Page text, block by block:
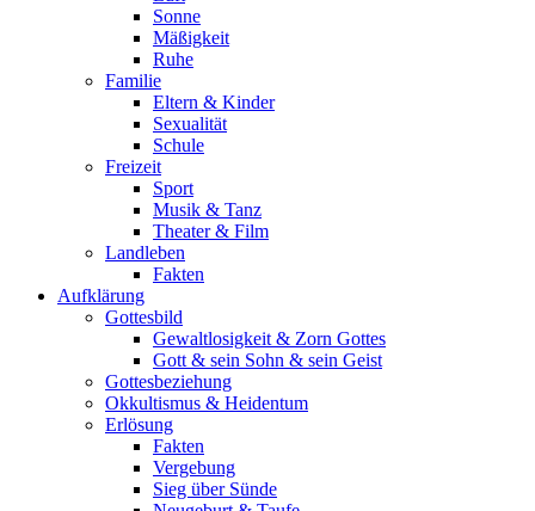
Sonne
Mäßigkeit
Ruhe
Familie
Eltern & Kinder
Sexualität
Schule
Freizeit
Sport
Musik & Tanz
Theater & Film
Landleben
Fakten
Aufklärung
Gottesbild
Gewaltlosigkeit & Zorn Gottes
Gott & sein Sohn & sein Geist
Gottesbeziehung
Okkultismus & Heidentum
Erlösung
Fakten
Vergebung
Sieg über Sünde